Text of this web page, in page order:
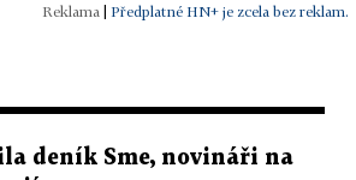
| Předplatné HN+ je zcela bez reklam.
deník Sme, novináři na